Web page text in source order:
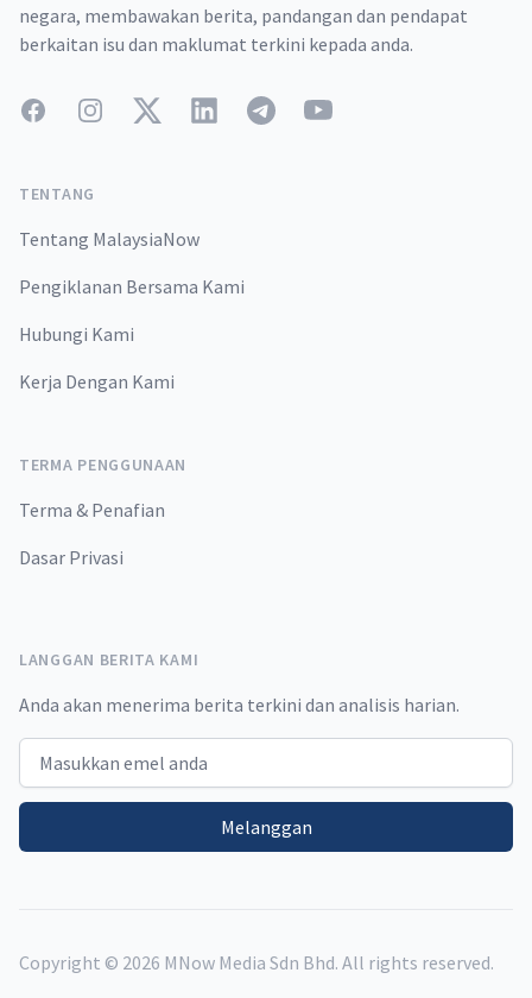
negara, membawakan berita, pandangan dan pendapat
berkaitan isu dan maklumat terkini kepada anda.
FacebookInstagramTwitterLinkedInTelegramYouTube
TENTANG
Tentang MalaysiaNow
Pengiklanan Bersama Kami
Hubungi Kami
Kerja Dengan Kami
TERMA PENGGUNAAN
Terma & Penafian
Dasar Privasi
LANGGAN BERITA KAMI
Anda akan menerima berita terkini dan analisis harian.
Email address
Melanggan
Copyright © 2026 MNow Media Sdn Bhd. All rights reserved.